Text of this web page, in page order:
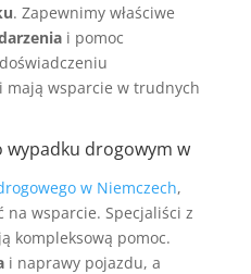
. Zapewnimy właściwe
i pomoc
mają wsparcie w trudnych
wypadku drogowym w
w Niemczech,
na wsparcie. Specjaliści z
kompleksową pomoc.
i naprawy pojazdu, a